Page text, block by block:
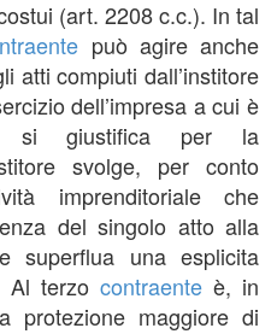
(art. 2208 c.c.). In tal
può agire anche
atti compiuti dall’institore
dell’impresa a cui è
si giustifica per la
svolge, per conto
imprenditoriale che
del singolo atto alla
una esplicita
Al terzo contraente è, in
protezione maggiore di